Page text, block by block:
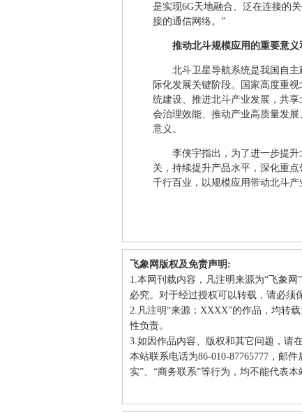
是实现6G天地融合、泛在连接的
接的通信网络。”
推动北斗规模应用的重要意义
北斗卫星导航系统是我国自
际化发展关键阶段。国家高度重
统建设、推进北斗产业发展，共
会治理效能、推动产业高质量发
意义。
李侠宇指出，为了进一步提
关，持续提升产品水平，深化重
千行百业，以规模应用带动北斗产
飞象网版权及免责声明:
1.本网刊载内容，凡注明来源为“飞象
必究。对于经过授权可以转载，请必须
2.凡注明“来源：XXXX”的作品，均转
性负责。
3.如因作品内容、版权和其它问题，请
本站联系电话为86-010-87765777，邮
实”、“商务联系”等行为，均不能代表